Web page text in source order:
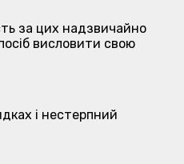
за цих надзвичайно
висловити свою
і нестерпний